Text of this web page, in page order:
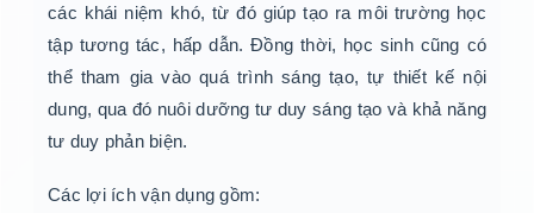
các khái niệm khó, từ đó giúp tạo ra môi trường học
tập tương tác, hấp dẫn. Đồng thời, học sinh cũng có
thể tham gia vào quá trình sáng tạo, tự thiết kế nội
dung, qua đó nuôi dưỡng tư duy sáng tạo và khả năng
tư duy phản biện.
Các lợi ích vận dụng gồm: